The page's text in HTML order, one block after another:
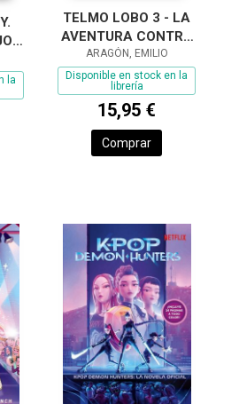
la
TELMO LOBO 3 - LA
AVENTURA CONTRA
EL TIEMPO
ARAGÓN, EMILIO
Disponible en stock en la
librería
15,95 €
Comprar